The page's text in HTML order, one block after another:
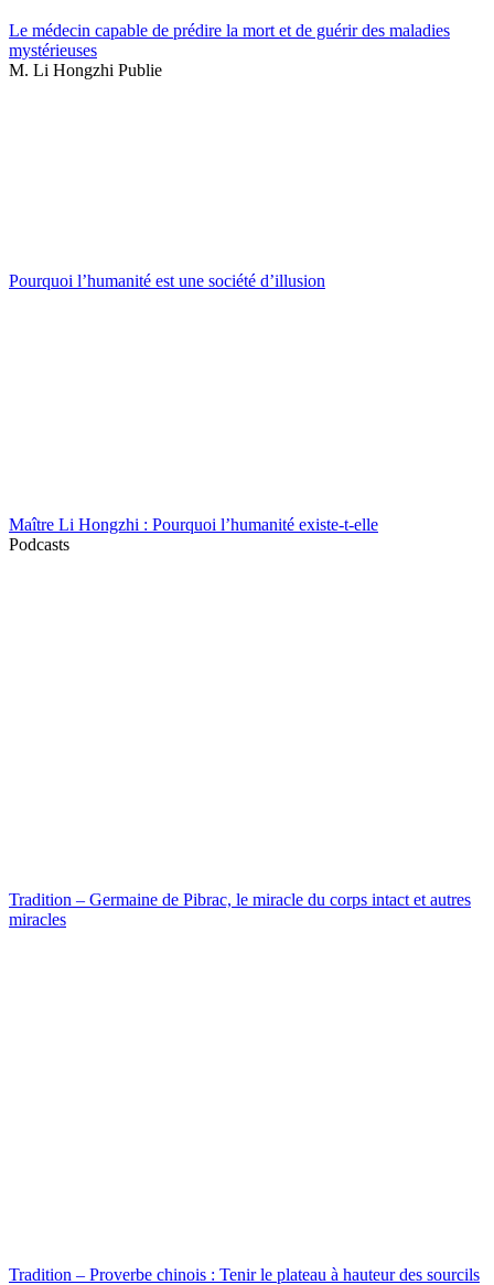
Le médecin capable de prédire la mort et de guérir des maladies
mystérieuses
M. Li Hongzhi Publie
Pourquoi l’humanité est une société d’illusion
Maître Li Hongzhi : Pourquoi l’humanité existe-t-elle
Podcasts
Tradition – Germaine de Pibrac, le miracle du corps intact et autres
miracles
Tradition – Proverbe chinois : Tenir le plateau à hauteur des sourcils